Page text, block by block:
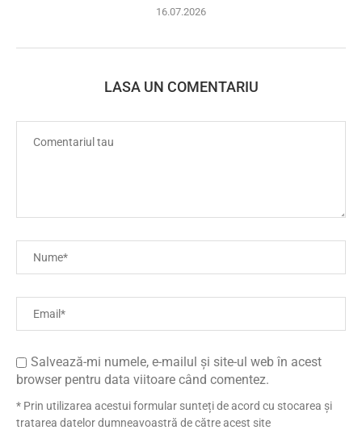
16.07.2026
LASA UN COMENTARIU
Salvează-mi numele, e-mailul și site-ul web în acest
browser pentru data viitoare când comentez.
* Prin utilizarea acestui formular sunteți de acord cu stocarea și
tratarea datelor dumneavoastră de către acest site